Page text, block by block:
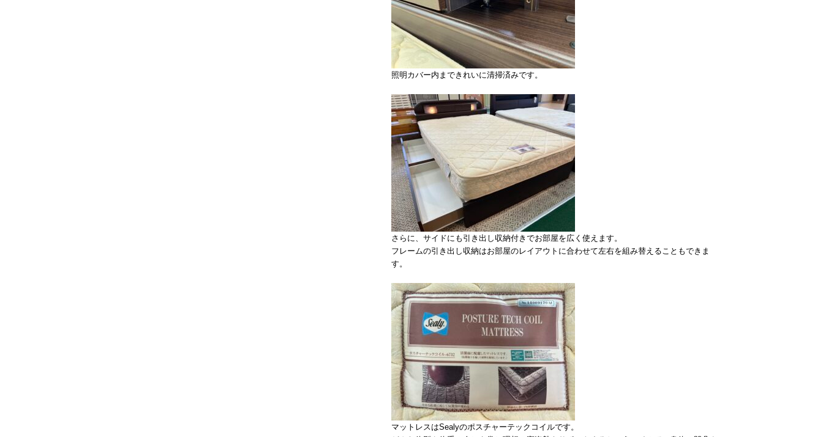
照明カバー内まできれいに清掃済みです。
さらに、サイドにも引き出し収納付きでお部屋を広く使えます。
フレームの引き出し収納はお部屋のレイアウトに合わせて左右を組み替えることもできま
す。
マットレスはSealyのポスチャーテックコイルです。